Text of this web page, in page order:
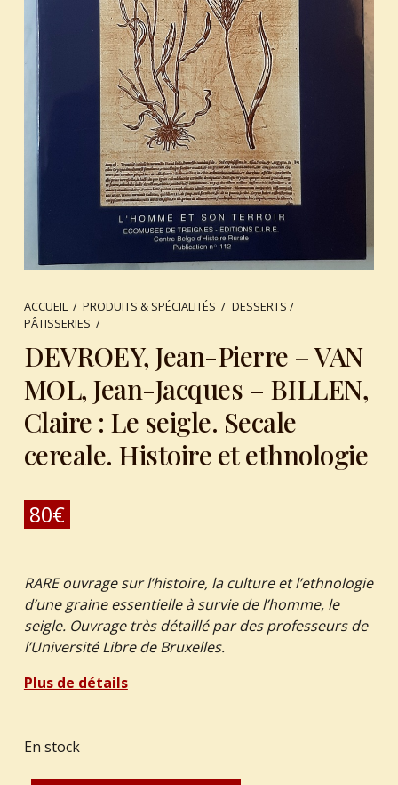
ACCUEIL / PRODUITS & SPÉCIALITÉS / DESSERTS /
PÂTISSERIES /
DEVROEY, Jean-Pierre – VAN
MOL, Jean-Jacques – BILLEN,
Claire : Le seigle. Secale
cereale. Histoire et ethnologie
80€
RARE ouvrage sur l’histoire, la culture et l’ethnologie
d’une graine essentielle à survie de l’homme, le
seigle. Ouvrage très détaillé par des professeurs de
l’Université Libre de Bruxelles.
Plus de détails
En stock